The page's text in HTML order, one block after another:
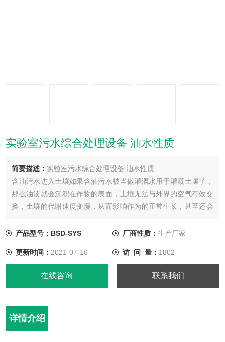
实验室污水综合处理设备 油水性质
简要描述： 实验室污水综合处理设备 油水性质
含油污水进入土壤如果含油污水被当做灌溉水用于灌溉土壤了，
那么油渍就会沉积在作物的表面，土壤无法与外界的空气有效交
换，土壤的代谢速度变慢，从而影响作为的正常生长，甚至还会
身体健康也会带来危害。
产品型号：BSD-SYS 厂商性质： 生产厂家
更新时间： 2021-07-16 访 问 量： 1802
在线咨询 联系我们
详情介绍